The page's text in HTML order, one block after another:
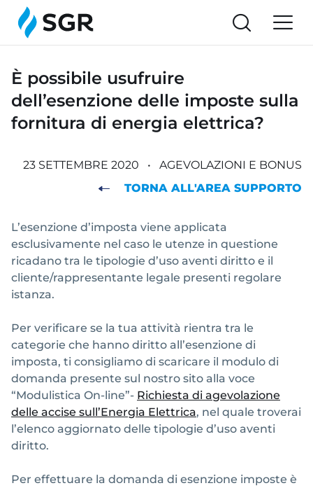
È possibile usufruire
dell’esenzione delle imposte sulla
fornitura di energia elettrica?
23 SETTEMBRE 2020 •
AGEVOLAZIONI E BONUS
TORNA ALL'AREA SUPPORTO
L’esenzione d’imposta viene applicata
esclusivamente nel caso le utenze in questione
ricadano tra le tipologie d’uso aventi diritto e il
cliente/rappresentante legale presenti regolare
istanza.
Per verificare se la tua attività rientra tra le
categorie che hanno diritto all’esenzione di
imposta, ti consigliamo di scaricare il modulo di
domanda presente sul nostro sito alla voce
“Modulistica On-line”- Richiesta di agevolazione
delle accise sull’Energia Elettrica, nel quale troverai
l’elenco aggiornato delle tipologie d’uso aventi
diritto.
Per effettuare la domanda di esenzione imposte è